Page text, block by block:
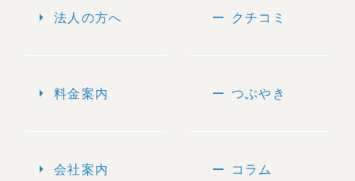
arrow_right 法人の方へ
arrow_right 料金案内
arrow_right 会社案内
remove クチコミ
remove つぶやき
remove コラム